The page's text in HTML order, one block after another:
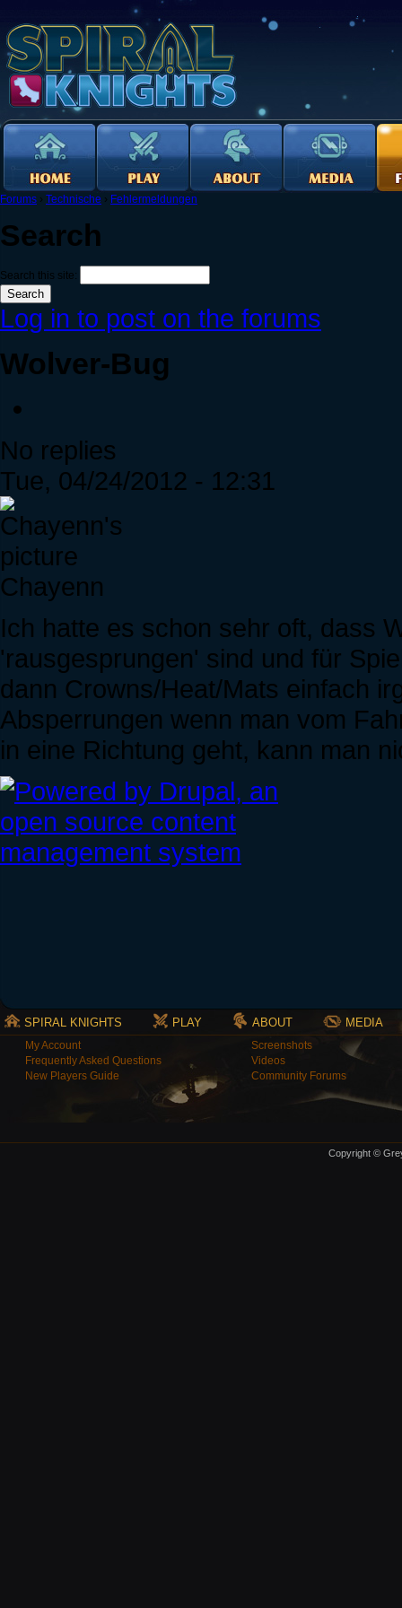
Forums › Technische › Fehlermeldungen
Search
Search this site:
Log in to post on the forums
Wolver-Bug
No replies
Tue, 04/24/2012 - 12:31
Chayenn
Ich hatte es schon sehr oft, dass
'rausgesprungen' sind und für
dann Crowns/Heat/Mats einfach
Absperrungen wenn man vom
in eine Richtung geht, kann man
SPIRAL KNIGHTS PLAY ABOUT MEDIA
My Account
Frequently Asked Questions
New Players Guide
Screenshots
Videos
Community Forums
Copyright ©